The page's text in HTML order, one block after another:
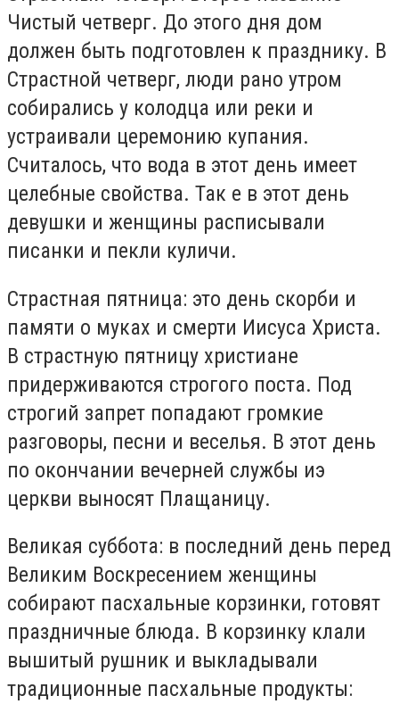
Чистый четверг. До этого дня дом
должен быть подготовлен к празднику. В
Страстной четверг, люди рано утром
собирались у колодца или реки и
устраивали церемонию купания.
Считалось, что вода в этот день имеет
целебные свойства. Так е в этот день
девушки и женщины расписывали
писанки и пекли куличи.
Страстная пятница: это день скорби и
памяти о муках и смерти Иисуса Христа.
В страстную пятницу христиане
придерживаются строгого поста. Под
строгий запрет попадают громкие
разговоры, песни и веселья. В этот день
по окончании вечерней службы иэ
церкви выносят Плащаницу.
Великая суббота: в последний день перед
Великим Воскресением женщины
собирают пасхальные корзинки, готовят
праздничные блюда. В корзинку клали
вышитый рушник и выкладывали
традиционные пасхальные продукты: